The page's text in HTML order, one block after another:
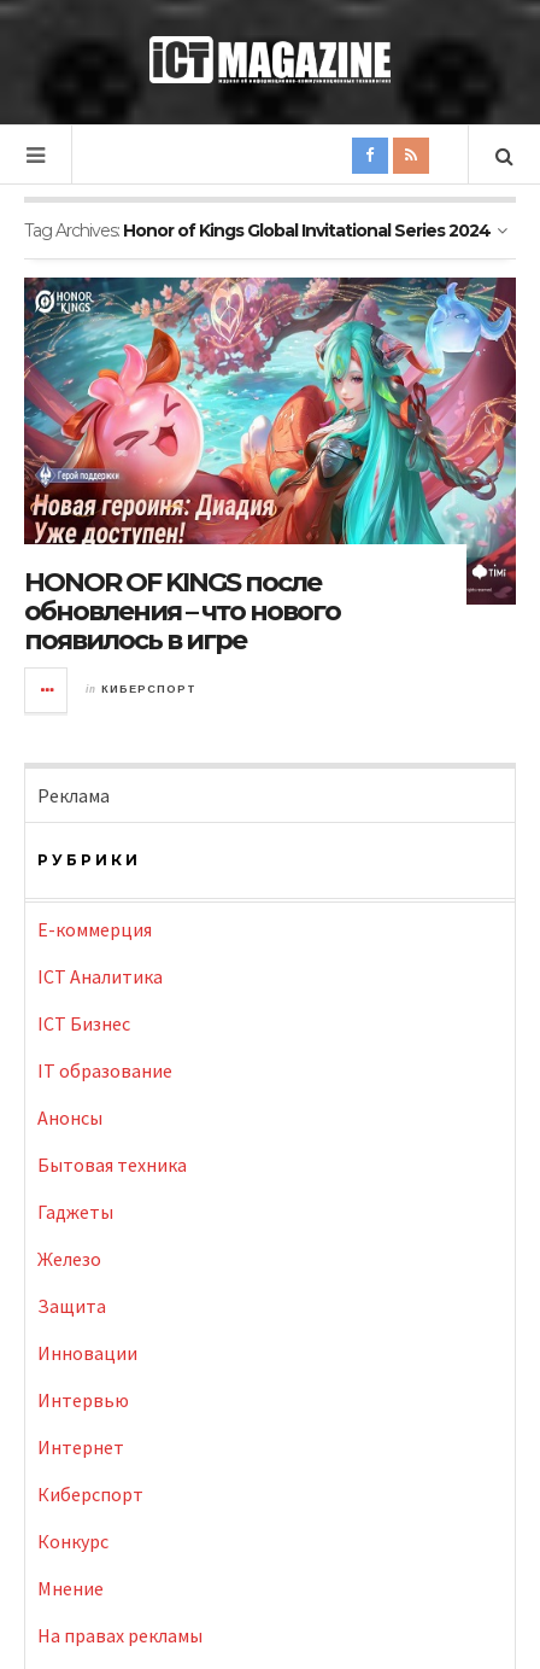
Tag Archives: Honor of Kings Global Invitational Series 2024
HONOR OF KINGS после
обновления – что нового
появилось в игре
in КИБЕРСПОРТ
Реклама
РУБРИКИ
E-коммерция
ICT Аналитика
ICT Бизнес
IT образование
Анонсы
Бытовая техника
Гаджеты
Железо
Защита
Инновации
Интервью
Интернет
Киберспорт
Конкурс
Мнение
На правах рекламы